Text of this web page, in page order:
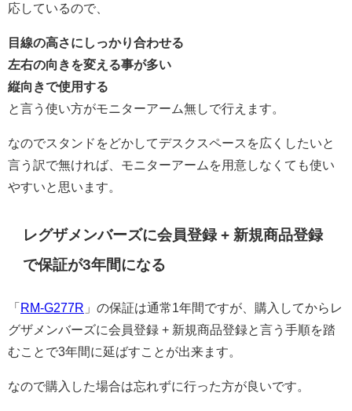
応しているので、
目線の高さにしっかり合わせる
左右の向きを変える事が多い
縦向きで使用する
と言う使い方がモニターアーム無しで行えます。
なのでスタンドをどかしてデスクスペースを広くしたいと
言う訳で無ければ、モニターアームを用意しなくても使い
やすいと思います。
レグザメンバーズに会員登録 + 新規商品登録
で保証が3年間になる
「 RM-G277R 」の保証は通常1年間ですが、購入してからレ
グザメンバーズに会員登録 + 新規商品登録と言う手順を踏
むことで3年間に延ばすことが出来ます。
なので購入した場合は忘れずに行った方が良いです。